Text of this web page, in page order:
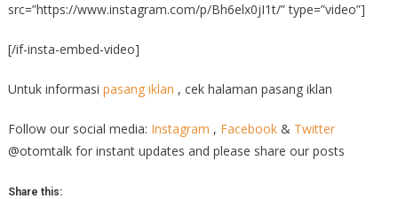
src=”https://www.instagram.com/p/Bh6elx0jI1t/” type=”video”]
[/if-insta-embed-video]
Untuk informasi pasang iklan , cek halaman pasang iklan
Follow our social media: Instagram , Facebook& Twitter
@otomtalk for instant updates and please share our posts
Share this: